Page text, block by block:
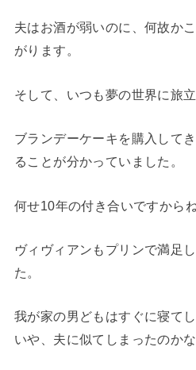
夫はお酒が弱いのに、何故か
がります。
そして、いつも夢の世界に旅
ブランデーケーキを購入して
ることが分かっていました。
何せ10年の付き合いですからね
ヴィヴィアンもプリンで満足
た。
我が家の男どもはすぐに寝て
いや、夫に似てしまったのかな